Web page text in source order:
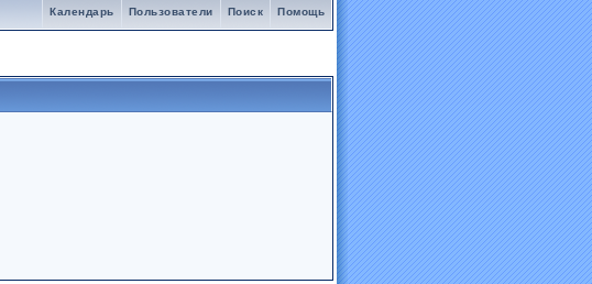
Помощь
Поиск
Пользователи
Календарь